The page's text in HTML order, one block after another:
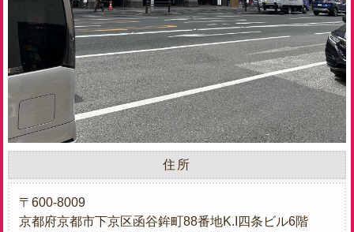
住所
〒600-8009
京都府京都市下京区函谷鉾町88番地K.I四条ビル6階